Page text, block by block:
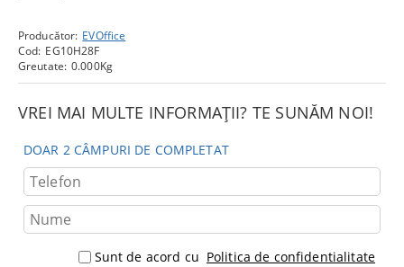
Producător: EVOffice
Cod: EG10H28F
Greutate: 0.000Kg
VREI MAI MULTE INFORMAȚII? TE SUNĂM NOI!
DOAR 2 CÂMPURI DE COMPLETAT
Sunt de acord cu Politica de confidentialitate